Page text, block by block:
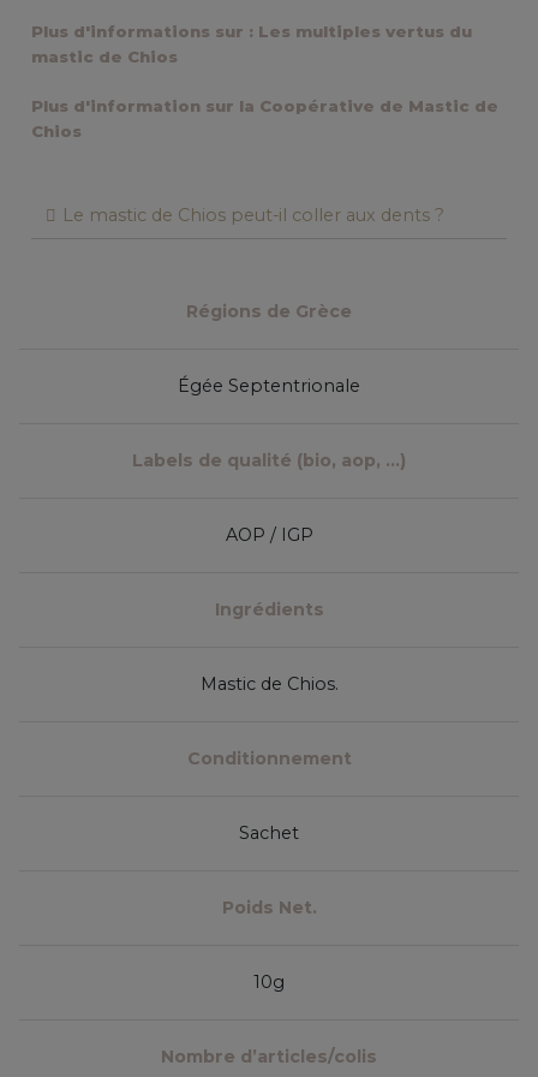
Plus d'informations sur : Les multiples vertus du
mastic de Chios
Plus d'information sur la Coopérative de Mastic de
Chios
Le mastic de Chios peut-il coller aux dents ?
Régions de Grèce
Égée Septentrionale
Labels de qualité (bio, aop, ...)
AOP / IGP
Ingrédients
Mastic de Chios.
Conditionnement
Sachet
Poids Net.
10g
Nombre d’articles/colis